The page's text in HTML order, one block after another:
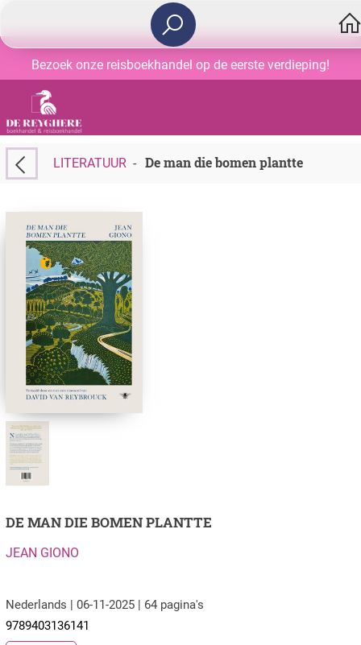
Bezoek onze reisboekhandel op de eerste verdieping!
LITERATUUR- De man die bomen plantte
DE MAN DIE BOMEN PLANTTE
JEAN GIONO
Nederlands | 06-11-2025 | 64 pagina's
9789403136141